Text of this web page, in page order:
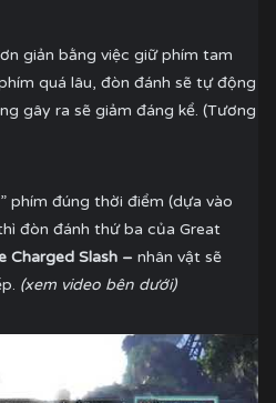
giản bằng việc giữ phím tam
quá lâu, đòn đánh sẽ tự động
gây ra sẽ giảm đáng kể. (Tương
phím đúng thời điểm (dựa vào
đòn đánh thứ ba của Great
Charged Slash –nhân vật sẽ
(xem video bên dưới)